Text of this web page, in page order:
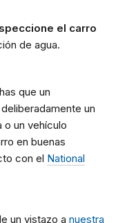
el carro
de agua.
que un
un
o un vehículo
en buenas
con el National
un vistazo a nuestra